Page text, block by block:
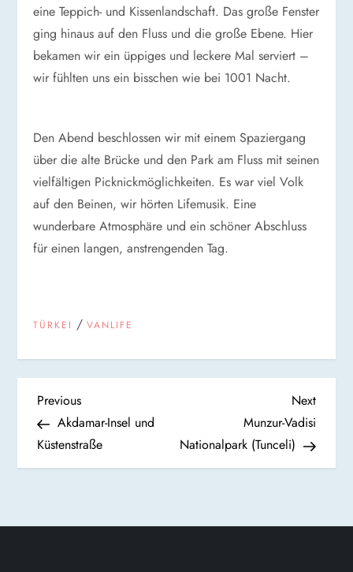
eine Teppich- und Kissenlandschaft. Das große Fenster
ging hinaus auf den Fluss und die große Ebene. Hier
bekamen wir ein üppiges und leckere Mal serviert –
wir fühlten uns ein bisschen wie bei 1001 Nacht.
Den Abend beschlossen wir mit einem Spaziergang
über die alte Brücke und den Park am Fluss mit seinen
vielfältigen Picknickmöglichkeiten. Es war viel Volk
auf den Beinen, wir hörten Lifemusik. Eine
wunderbare Atmosphäre und ein schöner Abschluss
für einen langen, anstrengenden Tag.
TÜRKEI /VANLIFE
B
e
t
Previous
Post
Previous
Akdamar-Insel und
Küstenstraße
Next
Post
Next
Munzur-Vadisi
Nationalpark (Tunceli)